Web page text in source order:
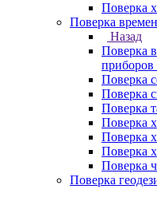
Поверка
Поверка
Назад
Поверка
приборов
Поверка
Поверка
Поверка
Поверка
Поверка
Поверка
Поверка
Поверка